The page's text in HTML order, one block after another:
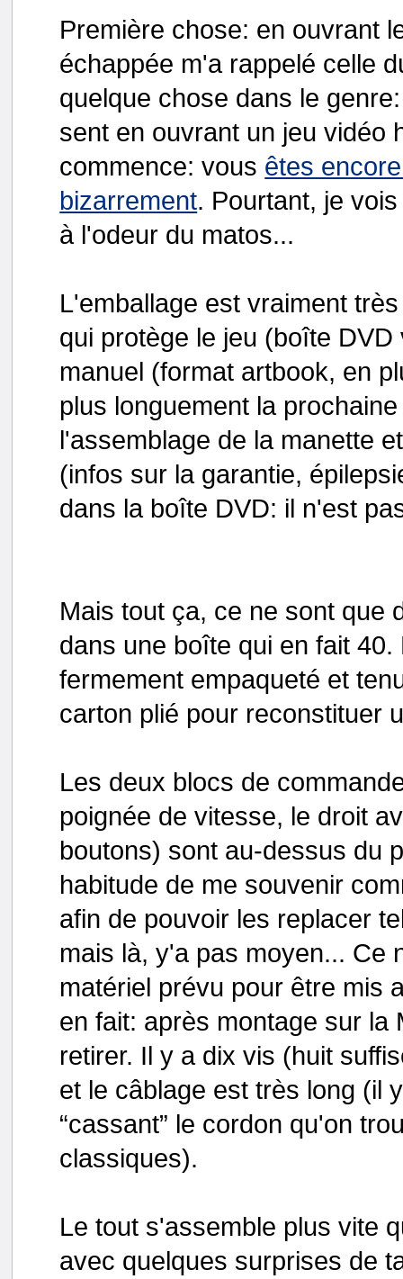
Première chose: en ouvrant
échappée m'a rappelé celle
quelque chose dans le
sent en ouvrant un jeu vidéo
commence: vous êtes
bizarrement. Pourtant, je
à l'odeur du matos...
L'emballage est vraiment
qui protège le jeu (boîte
manuel (format artbook, en
plus longuement la
l'assemblage de la manette
(infos sur la garantie,
dans la boîte DVD: il n'est
Mais tout ça, ce ne sont que
dans une boîte qui en fait
fermement empaqueté et
carton plié pour reconstituer
Les deux blocs de
poignée de vitesse, le droit
boutons) sont au-dessus du
habitude de me souvenir
afin de pouvoir les replacer
mais là, y'a pas moyen... Ce
matériel prévu pour être mis
en fait: après montage sur
retirer. Il y a dix vis (huit
et le câblage est très long (il
“cassant” le cordon qu'on
classiques).
Le tout s'assemble plus vite
avec quelques surprises de